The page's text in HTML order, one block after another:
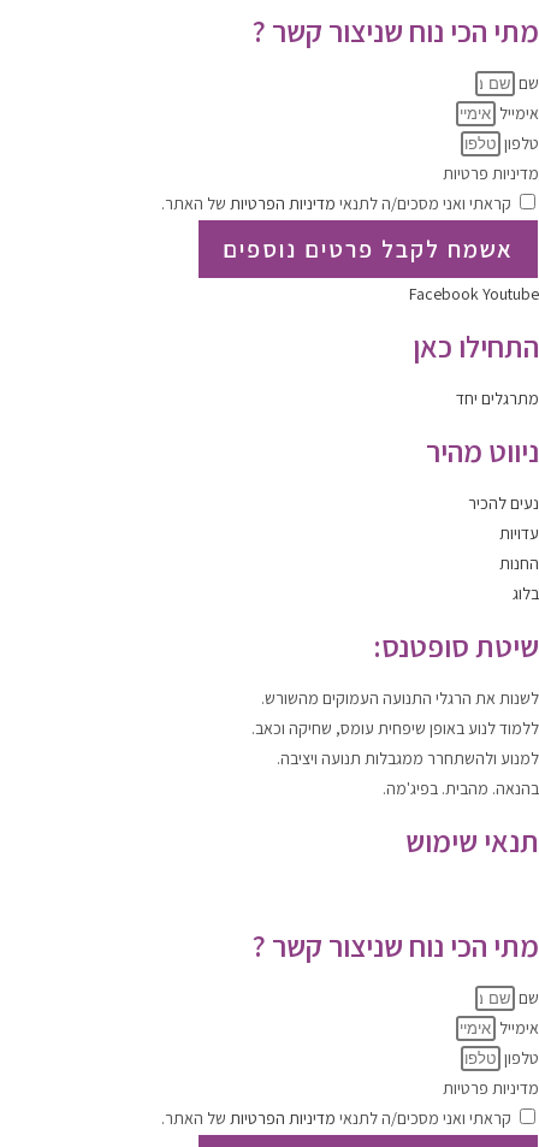
מתי הכי נוח שניצור קשר ?
שם
אימייל
טלפון
מדיניות פרטיות
קראתי ואני מסכים/ה לתנאי מדיניות הפרטיות של האתר.
אשמח לקבל פרטים נוספים
FacebookYoutube
התחילו כאן
מתרגלים יחד
ניווט מהיר
נעים להכיר
עדויות
החנות
בלוג
שיטת סופטנס:
לשנות את הרגלי התנועה העמוקים מהשורש.
ללמודלנועבאופן שיפחית עומס, שחיקה וכאב.
למנוע ולהשתחרר ממגבלות תנועה ויציבה.
בהנאה. מהבית. בפיג'מה.
תנאי שימוש
מתי הכי נוח שניצור קשר ?
שם
אימייל
טלפון
מדיניות פרטיות
קראתי ואני מסכים/ה לתנאי מדיניות הפרטיות של האתר.